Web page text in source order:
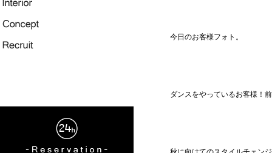
今日のお客様フォト。
ダンスをやっているお客様！